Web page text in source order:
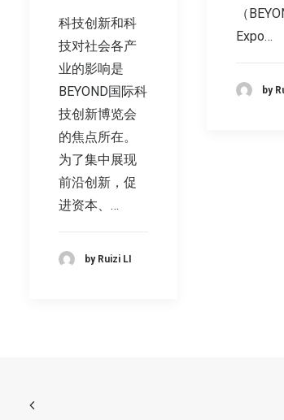
（
Expo…
by
科技创新和科
技对社会各产
业的影响是
BEYOND国际科
技创新博览会
的焦点所在。
为了集中展现
前沿创新，促
进资本、…
by Ruizi LI